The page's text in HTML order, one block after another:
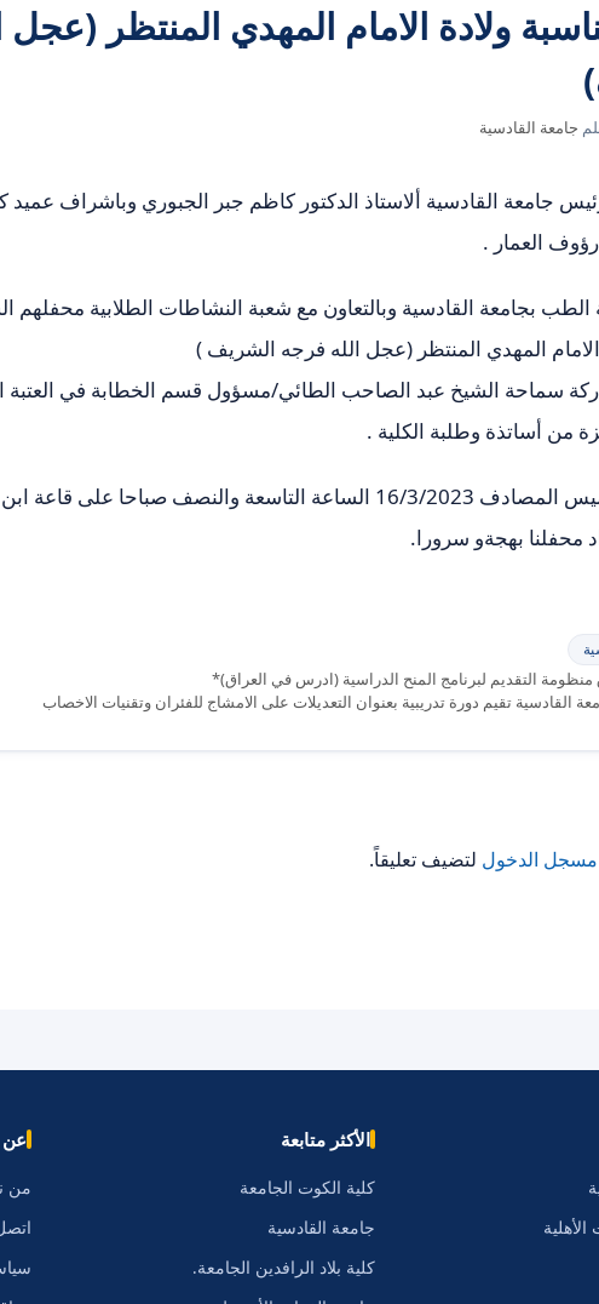
ولادة الامام المهدي المنتظر
جامعة القادسية
جامعة القادسية ألاستاذ الدكتور كاظم جبر الجبوري وباشراف عميد
العمار .
الطب بجامعة القادسية وبالتعاون مع شعبة النشاطات الطلابية محفلهم
الامام المهدي المنتظر (عجل الله فرجه الشريف )
سماحة الشيخ عبد الصاحب الطائي/مسؤول قسم الخطابة في العتبة
من أساتذة وطلبة الكلية .
وذلك يوم الخميس المصادف 16/3/2023 الساعة التاسعة والنصف صباحا على
محفلنا بهجةو سرورا.
التقديم لبرنامج المنح الدراسية (ادرس في العراق)*
القادسية تقيم دورة تدريبية بعنوان التعديلات على الامشاج للفئران وتقنيات الاخصاب
مسجل الدخول لتضيف تعليقاً.
الأكثر متابعة
كلية الكوت الجامعة
جامعة القادسية
كلية بلاد الرافدين الجامعة.
عن
من